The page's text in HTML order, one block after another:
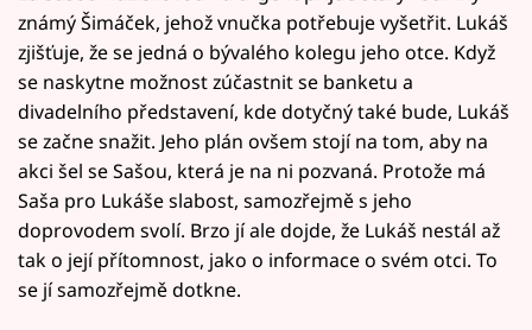
známý Šimáček, jehož vnučka potřebuje vyšetřit. Lukáš
zjišťuje, že se jedná o bývalého kolegu jeho otce. Když
se naskytne možnost zúčastnit se banketu a
divadelního představení, kde dotyčný také bude, Lukáš
se začne snažit. Jeho plán ovšem stojí na tom, aby na
akci šel se Sašou, která je na ni pozvaná. Protože má
Saša pro Lukáše slabost, samozřejmě s jeho
doprovodem svolí. Brzo jí ale dojde, že Lukáš nestál až
tak o její přítomnost, jako o informace o svém otci. To
se jí samozřejmě dotkne.